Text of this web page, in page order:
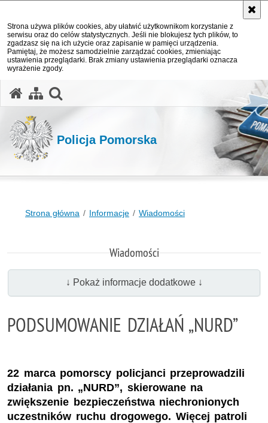
Strona używa plików cookies, aby ułatwić użytkownikom korzystanie z
serwisu oraz do celów statystycznych. Jeśli nie blokujesz tych plików, to
zgadzasz się na ich użycie oraz zapisanie w pamięci urządzenia.
Pamiętaj, że możesz samodzielnie zarządzać cookies, zmieniając
ustawienia przeglądarki. Brak zmiany ustawienia przeglądarki oznacza
wyrażenie zgody.
Policja Pomorska
Strona główna Informacje Wiadomości
Wiadomości
↓ Pokaż informacje dodatkowe ↓
PODSUMOWANIE DZIAŁAŃ „NURD”
22 marca pomorscy policjanci przeprowadzili
działania pn. „NURD”, skierowane na
zwiększenie bezpieczeństwa niechronionych
uczestników ruchu drogowego. Więcej patroli